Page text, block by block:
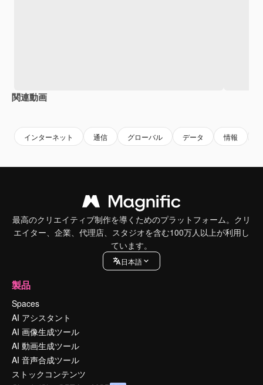
関連動画
インターネット 通信 グローバル データ 情報
最高のクリエイティブ制作を導くためのプラットフォーム。クリ
エイター、企業、代理店、スタジオを含む100万人以上が利用し
ています。
日本語
製品
Spaces
AI アシスタント
AI 画像生成ツール
AI 動画生成ツール
AI 音声合成ツール
ストックコンテンツ